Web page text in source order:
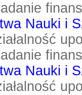
Nauki i
Nauki i